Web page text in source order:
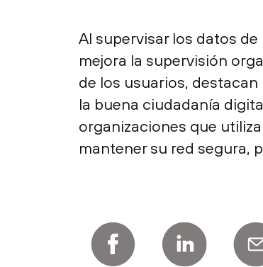
Al supervisar los datos
mejora la supervisión
de los usuarios,
la buena ciudadanía
organizaciones que
mantener su red segura,